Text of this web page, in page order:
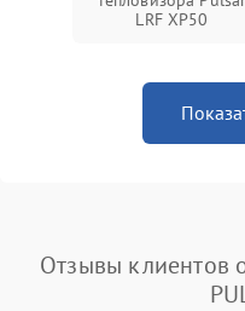
LRF XP50
Отзывы клиентов